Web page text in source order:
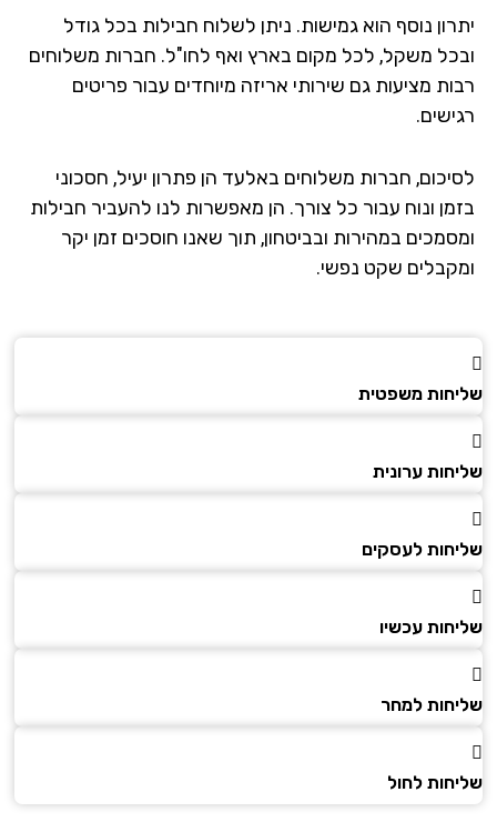
נוסף הוא גמישות. ניתן לשלוח חבילות בכל גודל
משקל, לכל מקום בארץ ואף לחו"ל. חברות משלוחים
מציעות גם שירותי אריזה מיוחדים עבור פריטים
חברות משלוחים באלעד הן פתרון יעיל, חסכוני
ונוח עבור כל צורך. הן מאפשרות לנו להעביר חבילות
במהירות ובביטחון, תוך שאנו חוסכים זמן יקר
שקט נפשי.
משפטית
ערונית
לעסקים
עכשיו
למחר
לחול